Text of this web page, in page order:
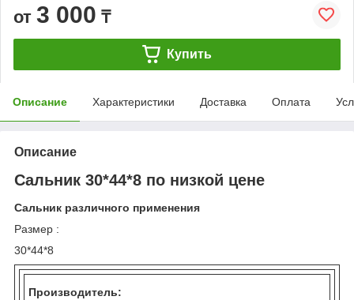
от 3 000 ₸
Купить
Описание Характеристики Доставка Оплата
Описание
Сальник 30*44*8 по низкой цене
Сальник различного применения
Размер :
30*44*8
Производитель: